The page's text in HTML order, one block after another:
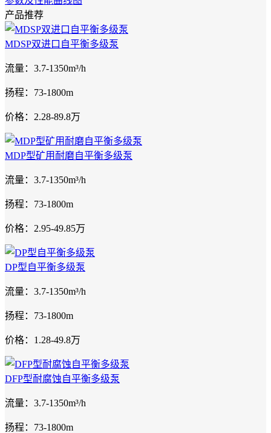
产品推荐
MDSP双进口自平衡多级泵
流量：3.7-1350m³/h
扬程：73-1800m
价格：2.28-89.8万
MDP型矿用耐磨自平衡多级泵
流量：3.7-1350m³/h
扬程：73-1800m
价格：2.95-49.85万
DP型自平衡多级泵
流量：3.7-1350m³/h
扬程：73-1800m
价格：1.28-49.8万
DFP型耐腐蚀自平衡多级泵
流量：3.7-1350m³/h
扬程：73-1800m